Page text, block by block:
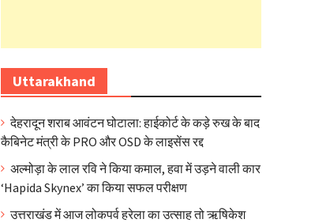
Uttarakhand
देहरादून शराब आवंटन घोटाला: हाईकोर्ट के कड़े रुख के बाद
कैबिनेट मंत्री के PRO और OSD के लाइसेंस रद्द
अल्मोड़ा के लाल रवि ने किया कमाल, हवा में उड़ने वाली कार
‘Hapida Skynex’ का किया सफल परीक्षण
उत्तराखंड में आज लोकपर्व हरेला का उत्साह तो ऋषिकेश